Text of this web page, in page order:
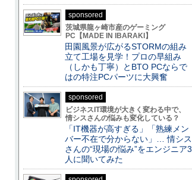
sponsored
茨城県龍ヶ崎市産のゲーミング
PC【MADE IN IBARAKI】
田園風景が広がるSTORMの組み
立て工場を見学！プロの早組み
（しかも丁寧）とBTO PCならで
はの特注PCパーツに大興奮
sponsored
ビジネスIT環境が大きく変わる中で、
情シスさんの悩みも変化している？
「IT機器が高すぎる」「熟練メン
バー不在で分からない」… 情シス
さんの“現場の悩み”をエンジニア3
人に聞いてみた